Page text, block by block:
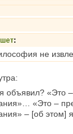
:
не
объявил? «Это
«Это –
– [об этом]